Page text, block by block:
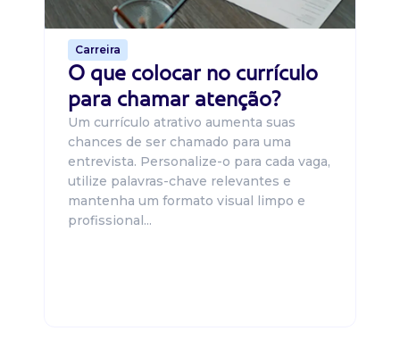
Carreira
O que colocar no currículo
para chamar atenção?
Um currículo atrativo aumenta suas
chances de ser chamado para uma
entrevista. Personalize-o para cada vaga,
utilize palavras-chave relevantes e
mantenha um formato visual limpo e
profissional...